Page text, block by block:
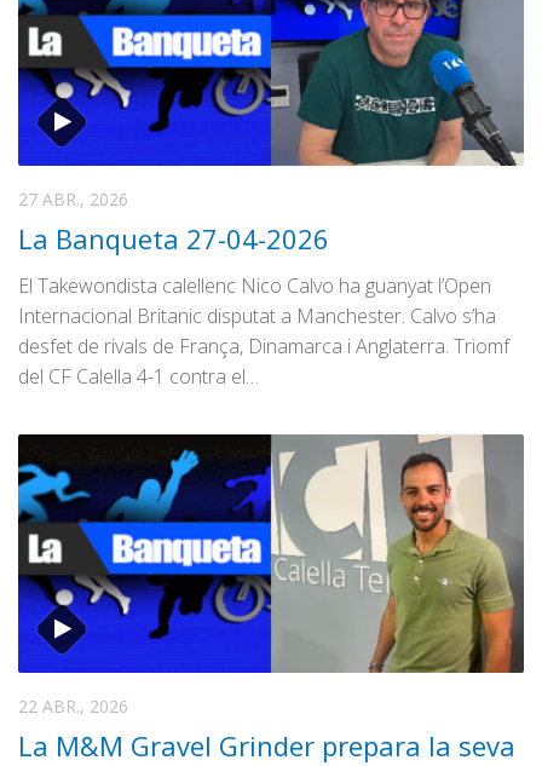
27 ABR., 2026
La Banqueta 27-04-2026
El Takewondista calellenc Nico Calvo ha guanyat l’Open
Internacional Britanic disputat a Manchester. Calvo s’ha
desfet de rivals de França, Dinamarca i Anglaterra. Triomf
del CF Calella 4-1 contra el…
22 ABR., 2026
La M&M Gravel Grinder prepara la seva